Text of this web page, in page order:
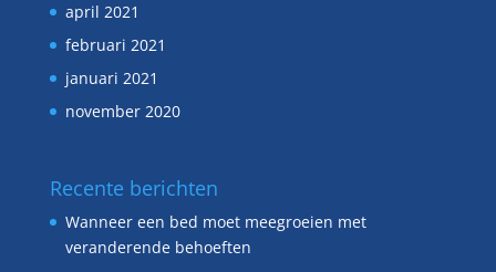
april 2021
februari 2021
januari 2021
november 2020
Recente berichten
Wanneer een bed moet meegroeien met
veranderende behoeften